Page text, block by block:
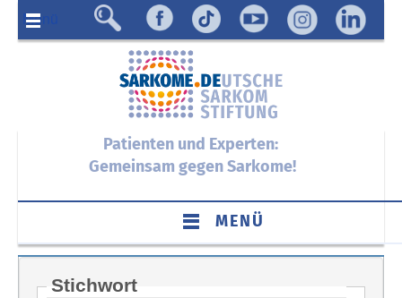
Menü
Patienten und Experten:
Gemeinsam gegen Sarkome!
MENÜ
Stichwort